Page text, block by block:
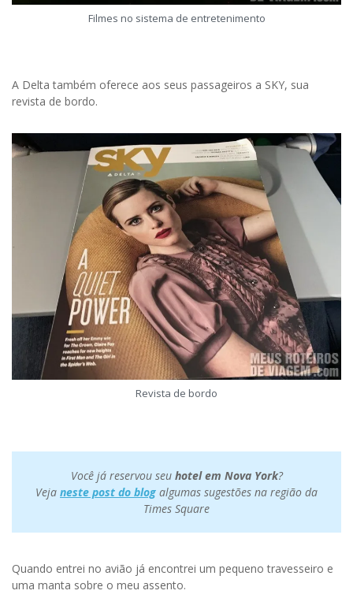
Filmes no sistema de entretenimento
A Delta também oferece aos seus passageiros a SKY, sua
revista de bordo.
Revista de bordo
Você já reservou seu hotel em Nova York?
Veja neste post do blog algumas sugestões na região da
Times Square
Quando entrei no avião já encontrei um pequeno travesseiro e
uma manta sobre o meu assento.